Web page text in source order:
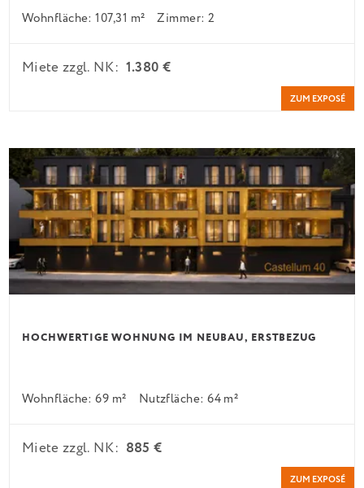
Wohnfläche: 107,31 m² Zimmer: 2
Miete zzgl. NK: 1.380 €
ZUM EXPOSÉ
HOCHWERTIGE WOHNUNG IM NEUBAU, ERSTBEZUG
Wohnfläche: 69 m² Nutzfläche: 64 m²
Miete zzgl. NK: 885 €
ZUM EXPOSÉ